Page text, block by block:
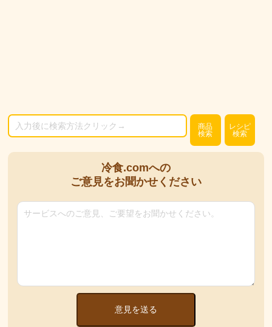
商品
検索
レシピ
検索
冷食.comへの
ご意見をお聞かせください
意見を送る